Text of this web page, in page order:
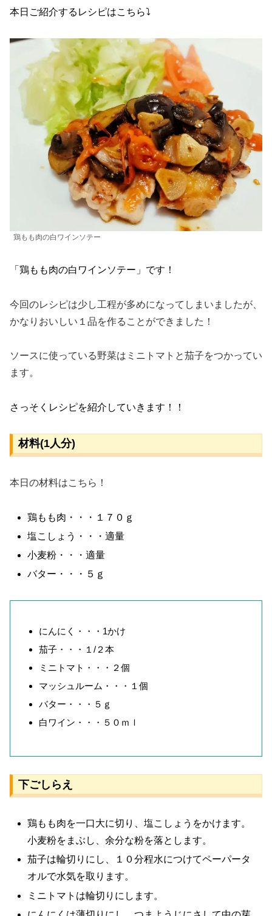
本日ご紹介するレシピはこちら⤵
鶏もも肉の白ワインソテー
「鶏もも肉の白ワインソテー」です！
今回のレシピは少し工程が多めになってしまいましたが、
かなりおいしい１品を作ることができました！
ソースに使っている野菜はミニトマトと茄子をつかってい
ます。
さっそくレシピを紹介していきます！！
材料(1人分)
本日の材料はこちら！
鶏もも肉・・・１７０ｇ
塩こしょう・・・適量
小麦粉・・・適量
バター・・・５ｇ
にんにく・・・1かけ
茄子・・・１/２本
ミニトマト・・・２個
マッシュルーム・・・１個
バター・・・５ｇ
白ワイン・・・５０ｍｌ
下ごしらえ
鶏もも肉を一口大に切り、塩こしょうをかけます。
小麦粉をまぶし、余分な粉を落とします。
茄子は輪切りにし、１０分程水につけてペーパータ
オルで水気を取ります。
ミニトマトは輪切りにします。